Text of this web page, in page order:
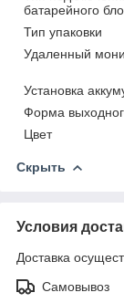
батарейного
Тип упаковки
Удаленный
Установка
Форма
Цвет
Скрыть
Условия
Доставка
Самовывоз